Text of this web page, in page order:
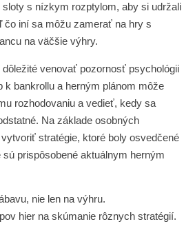
sloty s nízkym rozptylom, aby si udržali
čo iní sa môžu zamerať na hry s
na väčšie výhry.
venovať pozornosť psychológii
k bankrollu a herným plánom môže
rozhodovaniu a vedieť, kedy sa
Na základe osobných
stratégie, ktoré boly osvedčené
prispôsobené aktuálnym herným
nie len na výhru.
hier na skúmanie rôznych stratégií.